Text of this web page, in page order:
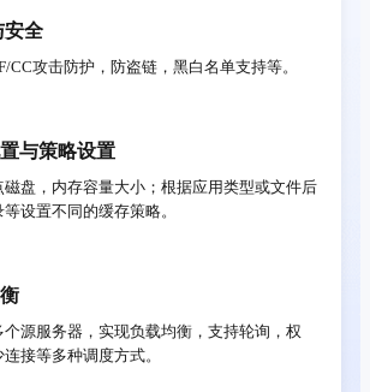
安全
CC攻击防护，防盗链，黑白名单支持等。
与策略设置
磁盘，内存容量大小；根据应用类型或文件后
设置不同的缓存策略。
个源服务器，实现负载均衡，支持轮询，权
接等多种调度方式。